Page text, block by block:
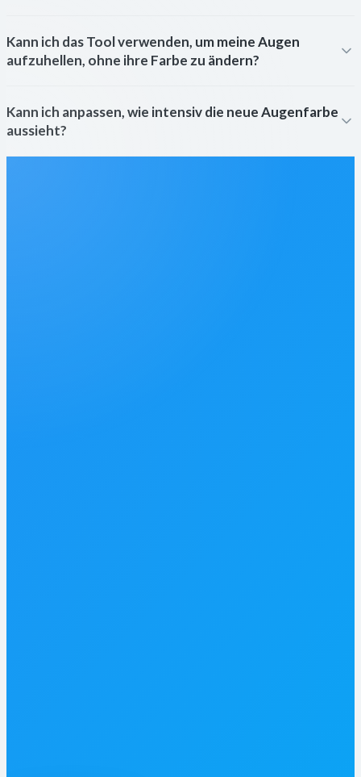
Kann ich das Tool verwenden, um meine Augen
aufzuhellen, ohne ihre Farbe zu ändern?
Kann ich anpassen, wie intensiv die neue Augenfarbe
aussieht?